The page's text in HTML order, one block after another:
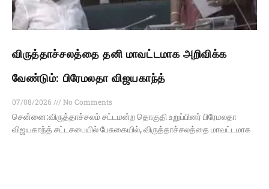
விருத்தாச்சலத்தை தனி மாவட்டமாக அறிவிக்க
வேண்டும்: பிரேமலதா விஜயகாந்த்
07/08/2026
No Comments
சென்னை:விருத்தாச்சலம் சட்டமன்ற தொகுதி உறுப்பினர் பிரேமலதா
விஜயகாந்த் சட்டசபையில் பேசுகையில், விருத்தாச்சலத்தை மாவட்டமாக